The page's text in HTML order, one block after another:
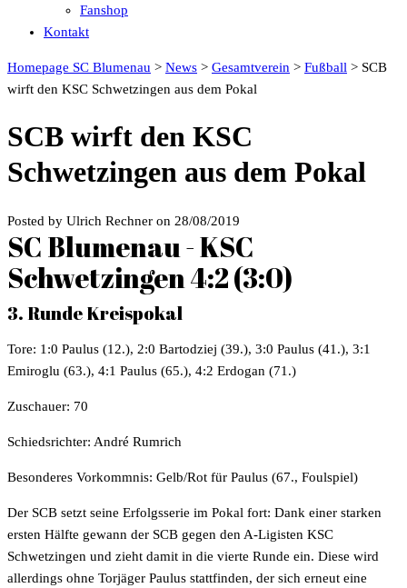
Fanshop
Kontakt
Homepage SC Blumenau > News > Gesamtverein > Fußball > SCB
wirft den KSC Schwetzingen aus dem Pokal
SCB wirft den KSC
Schwetzingen aus dem Pokal
Posted by Ulrich Rechner on 28/08/2019
SC Blumenau - KSC
Schwetzingen 4:2 (3:0)
3. Runde Kreispokal
Tore: 1:0 Paulus (12.), 2:0 Bartodziej (39.), 3:0 Paulus (41.), 3:1
Emiroglu (63.), 4:1 Paulus (65.), 4:2 Erdogan (71.)
Zuschauer: 70
Schiedsrichter: André Rumrich
Besonderes Vorkommnis: Gelb/Rot für Paulus (67., Foulspiel)
Der SCB setzt seine Erfolgsserie im Pokal fort: Dank einer starken
ersten Hälfte gewann der SCB gegen den A-Ligisten KSC
Schwetzingen und zieht damit in die vierte Runde ein. Diese wird
allerdings ohne Torjäger Paulus stattfinden, der sich erneut eine